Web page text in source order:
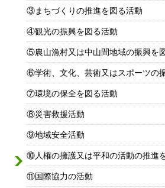
③まちづくりの推進を図る活動
④観光の振興を図る活動
⑤農山漁村又は中山間地域の振興を
⑥学術、文化、芸術又はスポーツの
⑦環境の保全を図る活動
⑧災害救援活動
⑨地域安全活動
⑩人権の擁護又は平和の活動の推進
⑪国際協力の活動